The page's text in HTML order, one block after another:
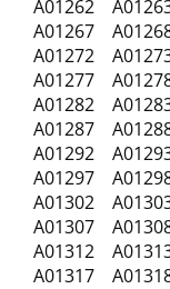
A01262
A01267
A01272
A01277
A01282
A01287
A01292
A01297
A01302
A01307
A01312
A01317